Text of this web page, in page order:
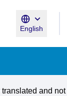
English
Triar la llengua
and